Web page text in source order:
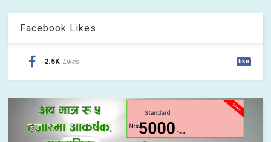
Facebook Likes
2.5K Likes like